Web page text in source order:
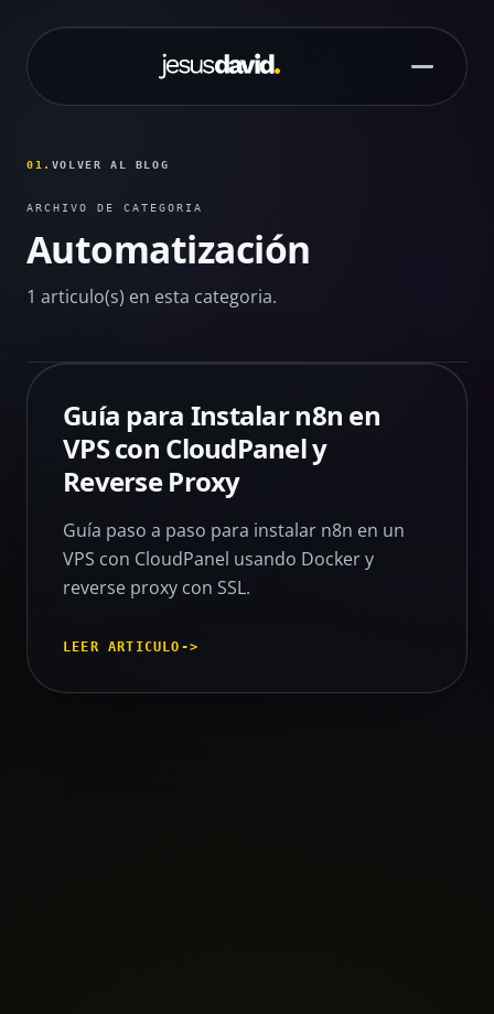
01. VOLVER AL BLOG
ARCHIVO DE CATEGORIA
Automatización
1 articulo(s) en esta categoria.
Guía para Instalar n8n en
VPS con CloudPanel y
Reverse Proxy
Guía paso a paso para instalar n8n en un
VPS con CloudPanel usando Docker y
reverse proxy con SSL.
LEER ARTICULO ->